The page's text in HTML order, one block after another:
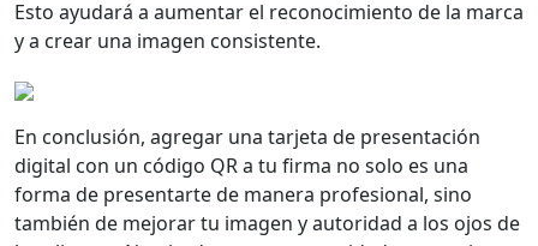
Esto ayudará a aumentar el reconocimiento de la marca
y a crear una imagen consistente.
En conclusión, agregar una tarjeta de presentación
digital con un código QR a tu firma no solo es una
forma de presentarte de manera profesional, sino
también de mejorar tu imagen y autoridad a los ojos de